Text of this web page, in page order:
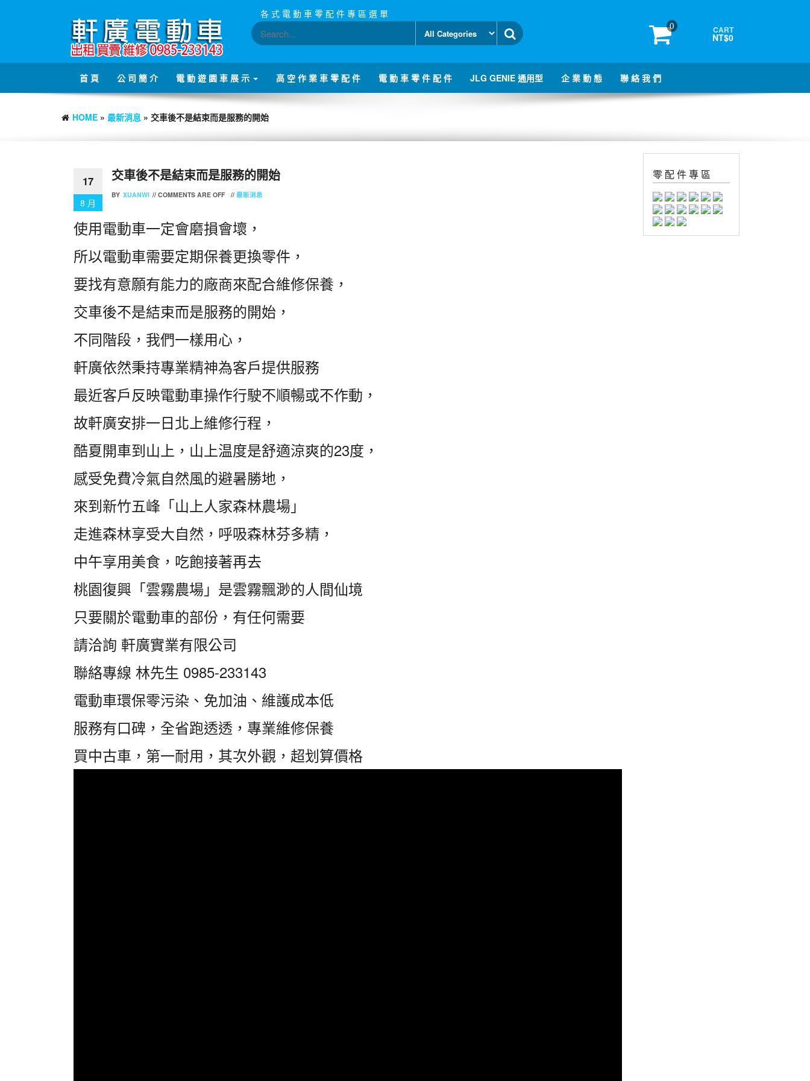
各 式 電 動 車 零 配 件 專 區 選 單
0 CART
NT$0
首 頁 公 司 簡 介 電 動 遊 園 車 展 示 高 空 作 業 車 零 配 件 電 動 車 零 件 配 件 JLG GENIE 通用型 企 業 動 態 聯 絡 我 們
HOME » 最新消息 » 交車後不是結束而是服務的開始
17
8 月
交車後不是結束而是服務的開始
BY XUANWI // COMMENTS ARE OFF // 最新消息
使用電動車一定會磨損會壞，
所以電動車需要定期保養更換零件，
要找有意願有能力的廠商來配合維修保養，
交車後不是結束而是服務的開始，
不同階段，我們一樣用心，
軒廣依然秉持專業精神為客戶提供服務
最近客戶反映電動車操作行駛不順暢或不作動，
故軒廣安排一日北上維修行程，
酷夏開車到山上，山上温度是舒適涼爽的23度，
感受免費冷氣自然風的避暑勝地，
來到新竹五峰「山上人家森林農場」
走進森林享受大自然，呼吸森林芬多精，
中午享用美食，吃飽接著再去
桃園復興「雲霧農場」是雲霧飄渺的人間仙境
只要關於電動車的部份，有任何需要
請洽詢 軒廣實業有限公司
聯絡專線 林先生 0985-233143
電動車環保零污染、免加油、維護成本低
服務有口碑，全省跑透透，專業維修保養
買中古車，第一耐用，其次外觀，超划算價格
零 配 件 專 區